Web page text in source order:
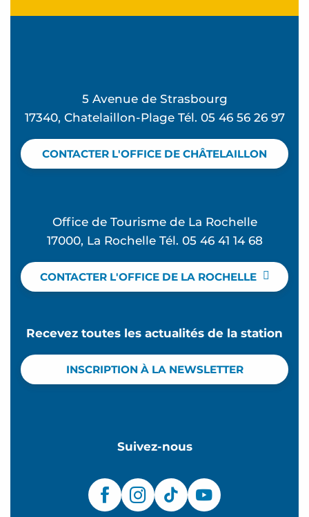
5 Avenue de Strasbourg
17340, Chatelaillon-Plage Tél. 05 46 56 26 97
CONTACTER L'OFFICE DE CHÂTELAILLON
Office de Tourisme de La Rochelle
17000, La Rochelle Tél. 05 46 41 14 68
CONTACTER L'OFFICE DE LA ROCHELLE
Recevez toutes les actualités de la station
INSCRIPTION À LA NEWSLETTER
Suivez-nous